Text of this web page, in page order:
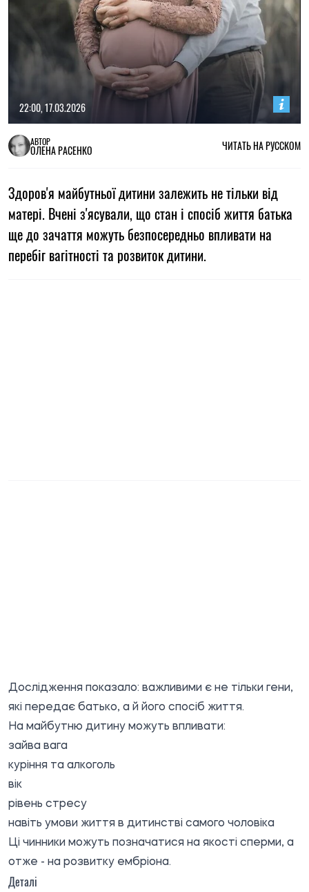
22:00, 17.03.2026
АВТОР
ОЛЕНА РАСЕНКО ЧИТАТЬ НА РУССКОМ
Здоров'я майбутньої дитини залежить не тільки від
матері. Вчені з'ясували, що стан і спосіб життя батька
ще до зачаття можуть безпосередньо впливати на
перебіг вагітності та розвиток дитини.
Дослідження показало: важливими є не тільки гени,
які передає батько, а й його спосіб життя.
На майбутню дитину можуть впливати:
зайва вага
куріння та алкоголь
вік
рівень стресу
навіть умови життя в дитинстві самого чоловіка
Ці чинники можуть позначатися на якості сперми, а
отже - на розвитку ембріона.
Деталі